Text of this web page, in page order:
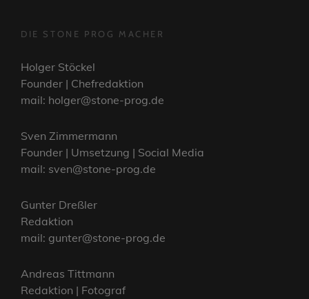
DIE STONE PROG MACHER
Holger Stöckel
Founder | Chefredaktion
mail: holger@stone-prog.de
Sven Zimmermann
Founder | Umsetzung | Social Media
mail: sven@stone-prog.de
Gunter Dreßler
Redaktion
mail: gunter@stone-prog.de
Andreas Tittmann
Redaktion | Fotograf